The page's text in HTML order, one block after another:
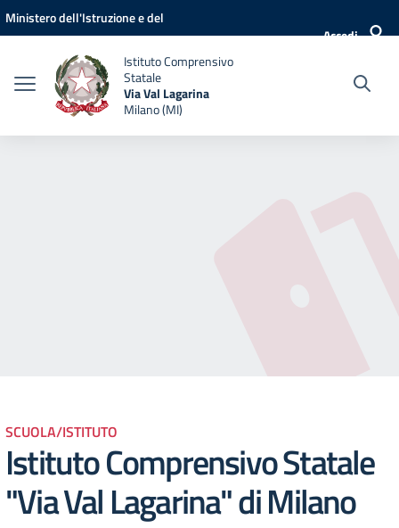
Vai ai contenuti
Vai al menu di navigazione
Vai al footer
Ministero dell'Istruzione e del
Accedi
Istituto Comprensivo
Statale
Via Val Lagarina
Milano (MI)
SCUOLA/ISTITUTO
Istituto Comprensivo Statale
"Via Val Lagarina" di Milano